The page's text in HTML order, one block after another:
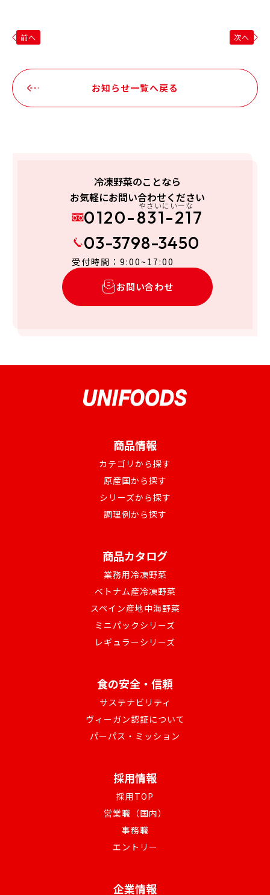
前へ 次へ
お知らせ一覧へ戻る
冷凍野菜のことなら
お気軽にお問い合わせください
0120-831-217
やさいにいーな
03-3798-3450
受付時間：9:00~17:00
お問い合わせ
商品情報
カテゴリから探す
原産国から探す
シリーズから探す
調理例から探す
商品カタログ
業務用冷凍野菜
ベトナム産冷凍野菜
スペイン産地中海野菜
ミニパックシリーズ
レギュラーシリーズ
食の安全・信頼
サステナビリティ
ヴィーガン認証について
パーパス・ミッション
採用情報
採用TOP
営業職（国内）
事務職
エントリー
企業情報